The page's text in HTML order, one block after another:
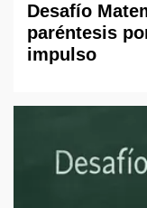
Desafío
paréntesis
impulso